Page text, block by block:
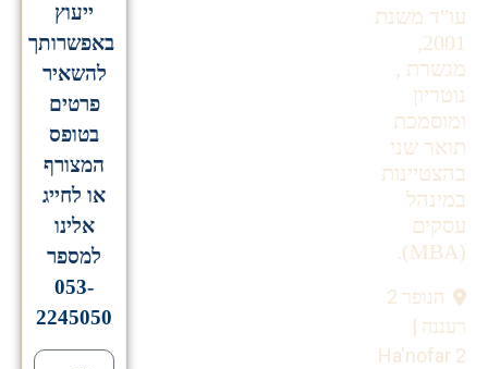
עו"ד משנת
2001,
מגשרת ,
נוטריון
ומוסמכת
תואר שני
בהצטיינות
במינהל
עסקים
(MBA).
הנופר 2
רעננה |
Ha'nofar 2
ייעוץ
באפשרותך
להשאיר
פרטים
בטופס
המצורף
או לחייג
אלינו
למספר
053-
2245050